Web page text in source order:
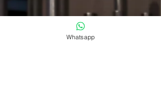
Whatsapp